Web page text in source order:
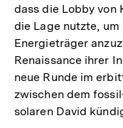
dass die Lobby von
die Lage nutzte,
Energieträger
Renaissance ihrer
neue Runde im
zwischen dem
solaren David